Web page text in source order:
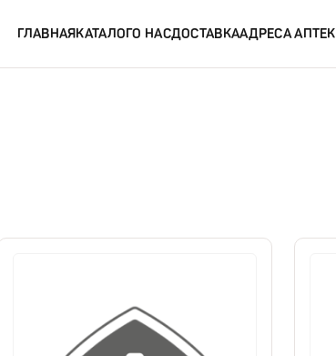
ГЛАВНАЯКАТАЛОГО НАСДОСТАВКААДРЕСА АПТЕК